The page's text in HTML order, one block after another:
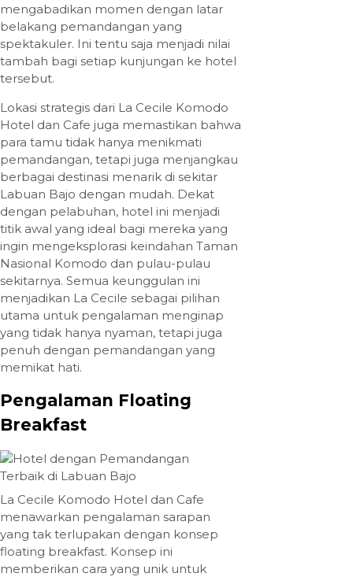
mengabadikan momen dengan latar
belakang pemandangan yang
spektakuler. Ini tentu saja menjadi nilai
tambah bagi setiap kunjungan ke hotel
tersebut.
Lokasi strategis dari La Cecile Komodo
Hotel dan Cafe juga memastikan bahwa
para tamu tidak hanya menikmati
pemandangan, tetapi juga menjangkau
berbagai destinasi menarik di sekitar
Labuan Bajo dengan mudah. Dekat
dengan pelabuhan, hotel ini menjadi
titik awal yang ideal bagi mereka yang
ingin mengeksplorasi keindahan Taman
Nasional Komodo dan pulau-pulau
sekitarnya. Semua keunggulan ini
menjadikan La Cecile sebagai pilihan
utama untuk pengalaman menginap
yang tidak hanya nyaman, tetapi juga
penuh dengan pemandangan yang
memikat hati.
Pengalaman Floating
Breakfast
La Cecile Komodo Hotel dan Cafe
menawarkan pengalaman sarapan
yang tak terlupakan dengan konsep
floating breakfast. Konsep ini
memberikan cara yang unik untuk